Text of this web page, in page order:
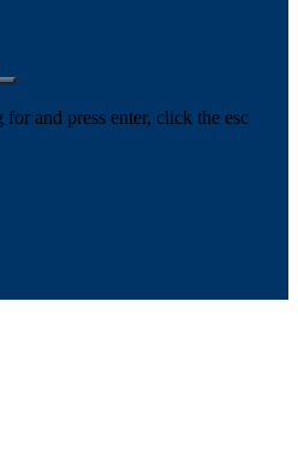
and press enter, click the esc